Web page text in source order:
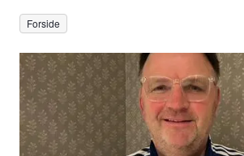
Forside